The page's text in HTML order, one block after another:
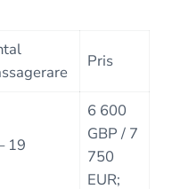
Pris
19
6 600
GBP / 7
750
EUR;